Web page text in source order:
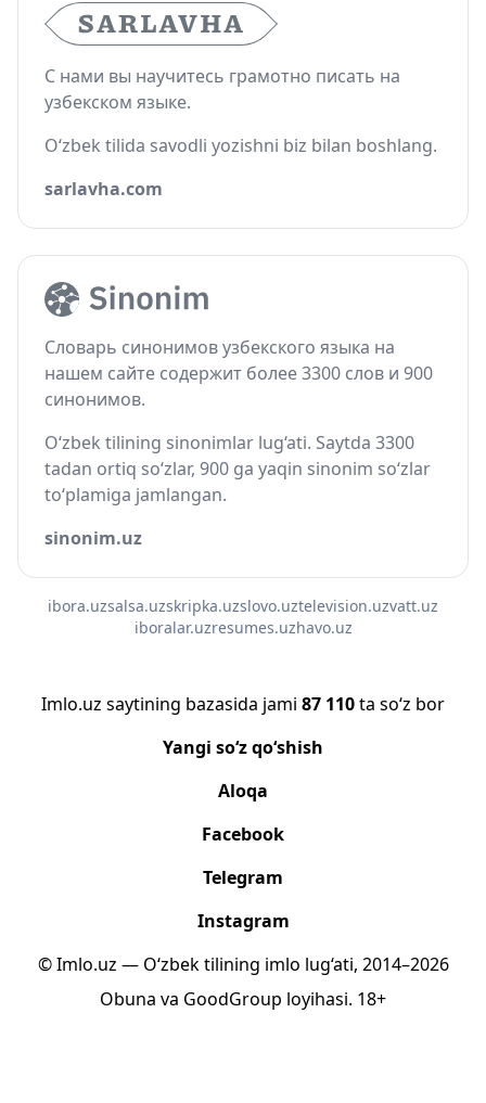
С нами вы научитесь грамотно писать на
узбекском языке.
O‘zbek tilida savodli yozishni biz bilan boshlang.
sarlavha.com
Словарь синонимов узбекского языка на
нашем сайте содержит более 3300 слов и 900
синонимов.
O‘zbek tilining sinonimlar lug‘ati. Saytda 3300
tadan ortiq so‘zlar, 900 ga yaqin sinonim so‘zlar
to‘plamiga jamlangan.
sinonim.uz
ibora.uzsalsa.uzskripka.uzslovo.uztelevision.uzvatt.uz
iboralar.uzresumes.uzhavo.uz
Imlo.uz saytining bazasida jami 87 110ta so‘z bor
Yangi so‘z qo‘shish
Aloqa
Facebook
Telegram
Instagram
© Imlo.uz — O‘zbek tilining imlo lug‘ati, 2014–2026
Obuna va GoodGroup loyihasi. 18+